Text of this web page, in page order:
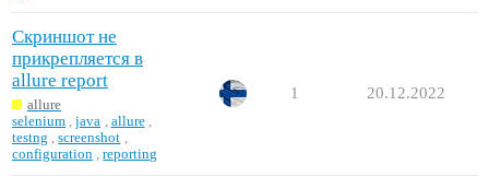
Скриншот не
прикрепляется в
allure report
allure
selenium ,java allure
testng
,screenshot
configuration
,reporting
1 20.12.2022